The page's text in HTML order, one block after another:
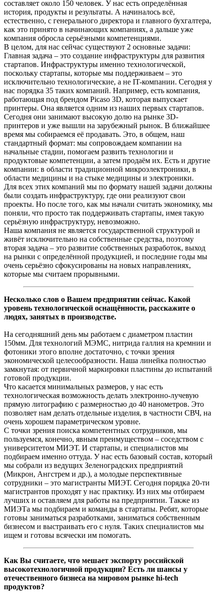
составляет около 150 человек. У нас есть определённая
история, продукты и результаты. А начиналось всё,
естественно, с генерального директора и главного бухгалтера,
как это принято в начинающих компаниях, а дальше уже
компания обросла серьёзными компетенциями.
В целом, для нас сейчас существуют 2 основные задачи:
Главная задача – это создание инфраструктуры для развития
стартапов. Инфраструктуры именно технологической,
поскольку стартапы, которые мы поддерживаем – это
исключительно технологические, а не IT-компании. Сегодня у
нас порядка 35 таких компаний. Например, есть компания,
работающая под брендом Picaso 3D, которая выпускает
принтеры. Она является одним из наших первых стартапов.
Сегодня они занимают высокую долю на рынке 3D-
принтеров и уже вышли на зарубежный рынок. В ближайшее
время мы собираемся её продавать. Это, в общем, наш
стандартный формат: мы сопровождаем компании на
начальные стадии, помогаем развить технологии и
продуктовые компетенции, а затем продаём их. Есть и другие
компании: в области традиционной микроэлектроники, в
области медицины и на стыке медицины и электроники.
Для всех этих компаний мы по формату нашей задачи должны
были создать инфраструктуру, где они реализуют свои
проекты. Но после того, как мы начали считать экономику, мы
поняли, что просто так поддерживать стартапы, имея такую
серьёзную инфраструктуру, невозможно.
Наша компания не является государственной структурой и
живёт исключительно на собственные средства, поэтому
вторая задача – это развитие собственных разработок, выход
на рынки с определённой продукцией, и последние годы мы
очень серьёзно сфокусированы на новых направлениях,
которые мы считаем прорывными.
Несколько слов о Вашем предприятии сейчас. Какой
уровень технологической оснащённости, расскажите о
людях, занятых в производстве.
На сегодняшний день мы работаем с диаметром пластин
150мм. Для технологий МЭМС, нитрида галлия на кремнии и
фотоники этого вполне достаточно, с точки зрения
экономической целесообразности. Наша линейка полностью
замкнутая: от первичной маркировки пластины до испытаний
готовой продукции.
Что касается минимальных размеров, у нас есть
технологическая возможность делать электронно-лучевую
прямую литографию с размерностью до 40 нанометров. Это
позволяет нам делать отдельные изделия, в частности СВЧ, на
очень хорошем параметрическом уровне.
С точки зрения поиска компетентных сотрудников, мы
пользуемся, конечно, явным преимуществом – соседством с
университетом МИЭТ. И стартапы, и специалистов мы
подбираем именно оттуда. У нас есть базовый состав, который
мы собрали из ведущих Зеленоградских предприятий
(Микрон, Ангстрем и др.), а молодые перспективные
сотрудники – это магистранты МИЭТ. Сегодня порядка 20-ти
магистрантов проходят у нас практику. Из них мы отбираем
лучших и оставляем для работы на предприятии. Также из
МИЭТа мы подбираем и команды в стартапы. Ребят, которые
готовы заниматься разработками, заниматься собственным
бизнесом и выстраивать его с нуля. Таких специалистов мы
ищем и готовы всячески им помогать.
Как Вы считаете, что мешает экспорту российской
высокотехнологичной продукции? Есть ли шансы у
отечественного бизнеса на мировом рынке hi-tech
продуктов?